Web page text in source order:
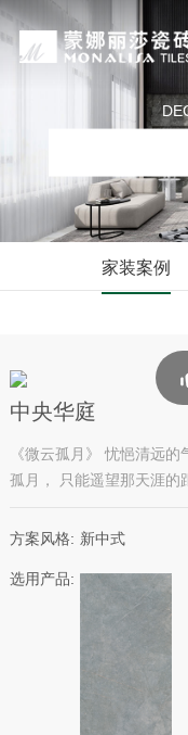
家装案例
中央华庭
《微云孤月》 忧悒清远
孤月， 只能遥望那天涯的
方案风格: 新中式
选用产品: